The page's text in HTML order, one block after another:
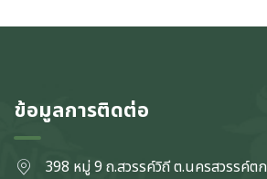
ข้อมูลการติดต่อ
398 หมู่ 9 ถ.สวรรค์วิถี ต.นครสวรรค์ตก